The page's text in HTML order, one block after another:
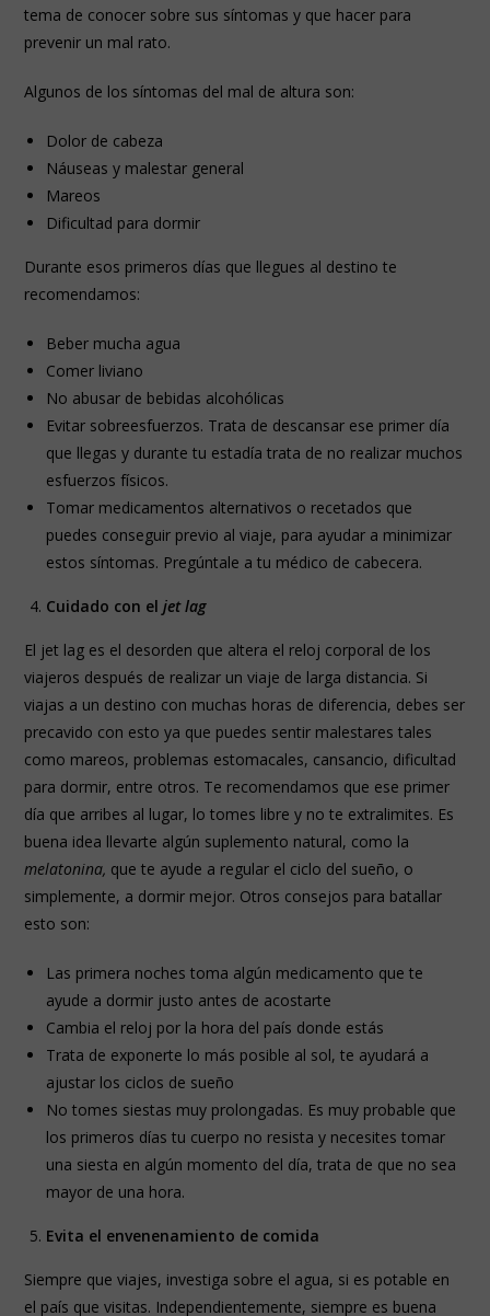
tema de conocer sobre sus síntomas y que hacer para
prevenir un mal rato.
Algunos de los síntomas del mal de altura son:
Dolor de cabeza
Náuseas y malestar general
Mareos
Dificultad para dormir
Durante esos primeros días que llegues al destino te
recomendamos:
Beber mucha agua
Comer liviano
No abusar de bebidas alcohólicas
Evitar sobreesfuerzos. Trata de descansar ese primer día
que llegas y durante tu estadía trata de no realizar muchos
esfuerzos físicos.
Tomar medicamentos alternativos o recetados que
puedes conseguir previo al viaje, para ayudar a minimizar
estos síntomas. Pregúntale a tu médico de cabecera.
Cuidado con eljet lag
El jet lag es el desorden que altera el reloj corporal de los
viajeros después de realizar un viaje de larga distancia. Si
viajas a un destino con muchas horas de diferencia, debes ser
precavido con esto ya que puedes sentir malestares tales
como mareos, problemas estomacales, cansancio, dificultad
para dormir, entre otros. Te recomendamos que ese primer
día que arribes al lugar, lo tomes libre y no te extralimites. Es
buena idea llevarte algún suplemento natural, como la
melatonina, que te ayude a regular el ciclo del sueño, o
simplemente, a dormir mejor. Otros consejos para batallar
esto son:
Las primera noches toma algún medicamento que te
ayude a dormir justo antes de acostarte
Cambia el reloj por la hora del país donde estás
Trata de exponerte lo más posible al sol, te ayudará a
ajustar los ciclos de sueño
No tomes siestas muy prolongadas. Es muy probable que
los primeros días tu cuerpo no resista y necesites tomar
una siesta en algún momento del día, trata de que no sea
mayor de una hora.
Evita el envenenamiento de comida
Siempre que viajes, investiga sobre el agua, si es potable en
el país que visitas. Independientemente, siempre es buena